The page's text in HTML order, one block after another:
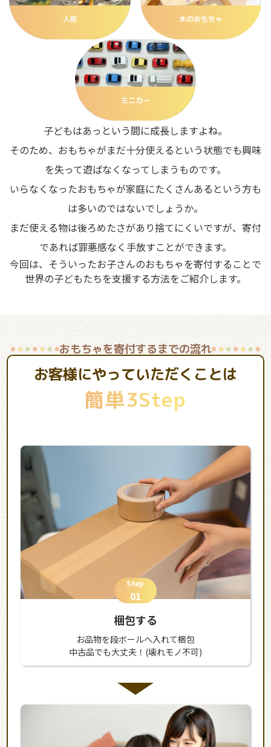
人形 木のおもちゃ
ミニカー
子どもはあっという間に成長しますよね。
そのため、おもちゃがまだ十分使えるという状態でも興味
を失って遊ばなくなってしまうものです。
いらなくなったおもちゃが家庭にたくさんあるという方も
は多いのではないでしょうか。
まだ使える物は後ろめたさがあり捨てにくいですが、寄付
であれば罪悪感なく手放すことができます。
今回は、そういったお子さんのおもちゃを寄付することで
世界の子どもたちを支援する方法をご紹介します。
おもちゃを寄付するまでの流れ
お客様にやっていただくことは
簡単3Step
Step
01
梱包する
お品物を段ボールへ入れて梱包
中古品でも大丈夫！(壊れモノ不可)